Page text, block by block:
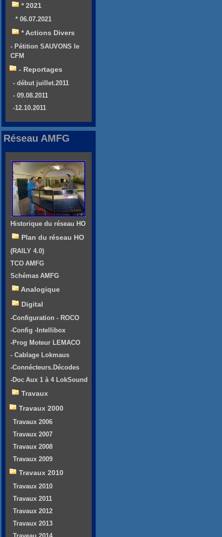
* 2021
* 06.07.2021
* Actions Divers
- Pétition SAUVONS le
CFM
- Reportages
- début juillet.2011
- 09.08.2011
-12.10.2011
Réseau AMFG
Historique du réseau HO
Plan du réseau HO
(RAILY 4.0)
TCO AMFG
Schémas AMFG
Analogique
Digital
-Configuration - ROCO
-Config -Intellibox
-Prog Moteur LEMACO
- Cablage Lokmaus
-Connécteurs.Décodes
-Doc Aux 1 à 4 LokSound
Travaux
Travaux 2000
Travaux 2006
Travaux 2007
Travaux 2008
Travaux 2009
Travaux 2010
Travaux 2010
Travaux 2011
Travaux 2012
Travaux 2013